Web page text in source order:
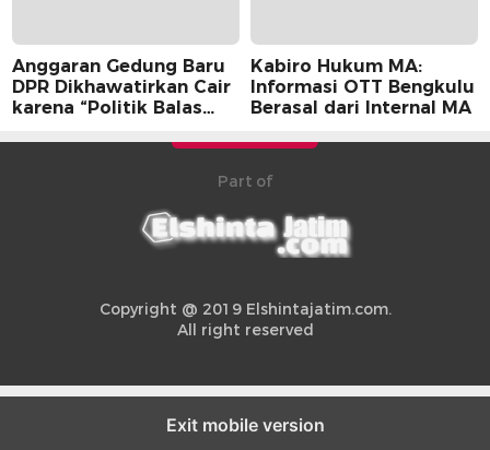
Anggaran Gedung Baru
DPR Dikhawatirkan Cair
karena “Politik Balas
Kabiro Hukum MA:
Informasi OTT Bengkulu
Berasal dari Internal MA
Part of
Copyright @ 2019 Elshintajatim.com.
All right reserved
Exit mobile version